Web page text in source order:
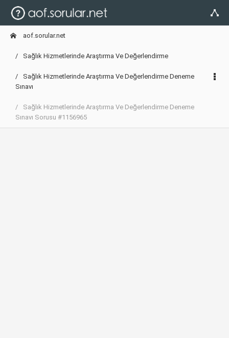
aof.sorular.net
Sağlık Hizmetlerinde Araştırma Ve Değerlendirme
Sağlık Hizmetlerinde Araştırma Ve Değerlendirme Deneme
Sınavı
Sağlık Hizmetlerinde Araştırma Ve Değerlendirme Deneme
Sınavı Sorusu #1156965